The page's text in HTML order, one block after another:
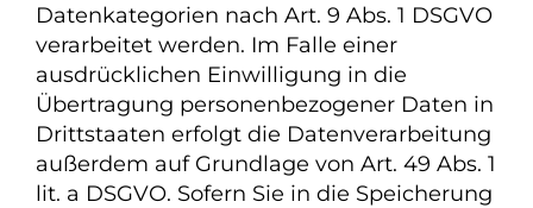
Datenkategorien nach Art. 9 Abs. 1 DSGVO
verarbeitet werden. Im Falle einer
ausdrücklichen Einwilligung in die
Übertragung personenbezogener Daten in
Drittstaaten erfolgt die Datenverarbeitung
außerdem auf Grundlage von Art. 49 Abs. 1
lit. a DSGVO. Sofern Sie in die Speicherung